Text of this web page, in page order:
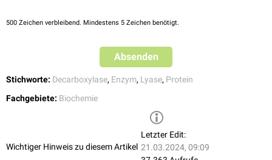
500 Zeichen verbleibend. Mindestens 5 Zeichen benötigt.
Absenden
Stichworte: Decarboxylase, Enzym, Lyase, Protein
Fachgebiete: Biochemie
Wichtiger Hinweis zu diesem Artikel
Letzter Edit:
21.03.2024, 09:09